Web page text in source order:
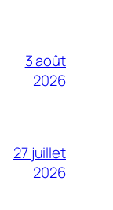
3 août
2026
27 juillet
2026